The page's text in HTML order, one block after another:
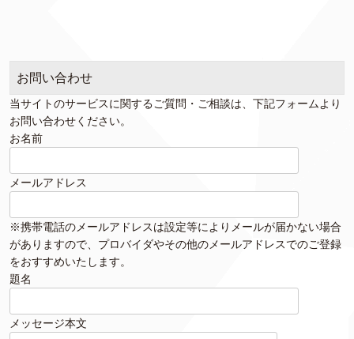
お問い合わせ
当サイトのサービスに関するご質問・ご相談は、下記フォームより
お問い合わせください。
お名前
メールアドレス
※携帯電話のメールアドレスは設定等によりメールが届かない場合
がありますので、プロバイダやその他のメールアドレスでのご登録
をおすすめいたします。
題名
メッセージ本文